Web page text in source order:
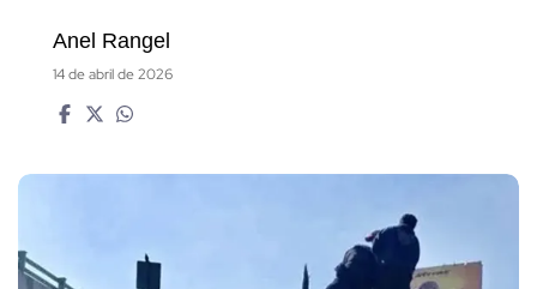
Anel Rangel
14 de abril de 2026